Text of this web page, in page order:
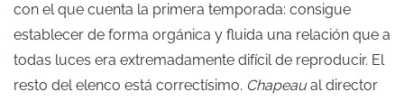
con el que cuenta la primera temporada: consigue
establecer de forma orgánica y fluida una relación que a
todas luces era extremadamente difícil de reproducir. El
resto del elenco está correctísimo. Chapeaual director